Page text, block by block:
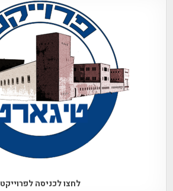
לחצו לכניסה לפרוייקט